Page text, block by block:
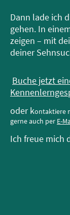
Dann lade ich
gehen. In
zeigen – mit
deiner
Buche jetzt
oder kontaktiere
gerne auch per E-
Ich freue mich